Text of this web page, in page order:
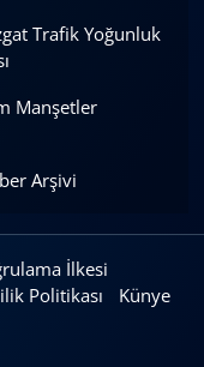
Trafik Yoğunluk
Manşetler
Arşivi
İlkesi
Politikası
Künye